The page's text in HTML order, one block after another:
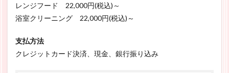
レンジフード 22,000円(税込)～
浴室クリーニング 22,000円(税込)～
支払方法
クレジットカード決済、現金、銀行振り込み